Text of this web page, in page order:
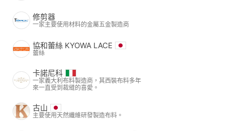
修剪器
一家主要使用材料的金屬五金製造商
協和蕾絲 KYOWA LACE
蕾絲
卡諾尼科
一家義大利布料製造商，其西裝布料多年
來一直受到裁縫的喜愛。
古山
主要使用天然纖維研發製造布料。